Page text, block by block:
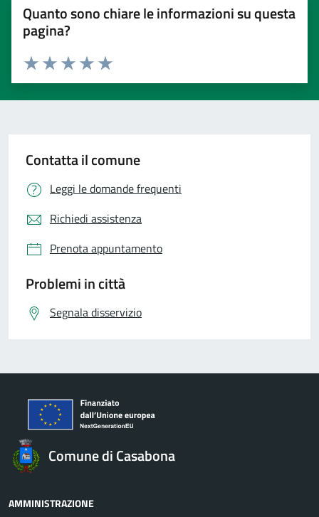
Quanto sono chiare le informazioni su questa
pagina?
Valuta 5 stelle su 5
Valuta 4 stelle su 5
Valuta 3 stelle su 5
Valuta 2 stelle su 5
Valuta 1 stelle su 5
Contatta il comune
Leggi le domande frequenti
Richiedi assistenza
Prenota appuntamento
Problemi in città
Segnala disservizio
Comune di Casabona
AMMINISTRAZIONE